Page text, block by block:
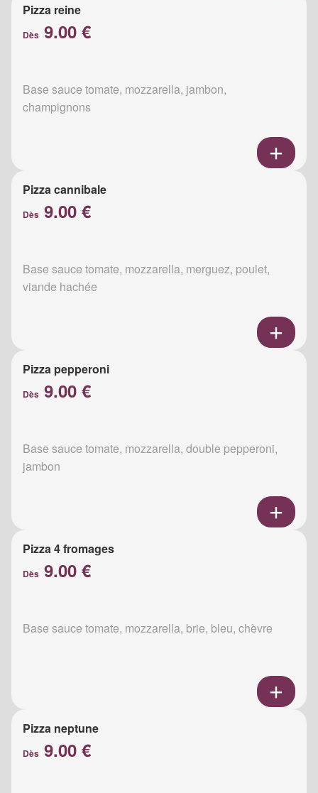
Pizza reine
Dès 9.00 €
Base sauce tomate, mozzarella, jambon,
champignons
Pizza cannibale
Dès 9.00 €
Base sauce tomate, mozzarella, merguez, poulet,
viande hachée
Pizza pepperoni
Dès 9.00 €
Base sauce tomate, mozzarella, double pepperoni,
jambon
Pizza 4 fromages
Dès 9.00 €
Base sauce tomate, mozzarella, brie, bleu, chèvre
Pizza neptune
Dès 9.00 €